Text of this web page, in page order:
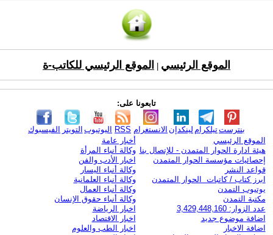
الموقع الرئيسي الموقع الرئيسي للكاتب-ة
تابعونا على:
الفيسبوك التويتر اليوتيوب RSS الانستغرام لينكدإن تيلكرامبنترست
الموقع الرئيسي
هيئة ادارة الحوار المتمدن - للإتصال بنا
إحصائيات مؤسسة الحوار المتمدن
قواعد النشر
ابرز كتاب / كاتبات الحوار المتمدن
يوتيوب التمدن
مكتبة التمدن
عدد الزوار: 3,429,448,160
اضافة موضوع جديد
اضافة الاخبار
أخبار عامة
وكالة أنباء المرأة
اخبار الأدب والفن
وكالة أنباء اليسار
وكالة أنباء العلمانية
وكالة أنباء العمال
وكالة أنباء حقوق الإنسان
اخبار الرياضة
اخبار الاقتصاد
اخبار الطب والعلوم